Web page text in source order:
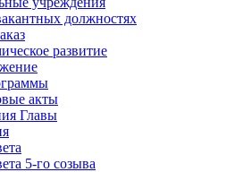
должностях
развитие
акты
Главы
5-го созыва